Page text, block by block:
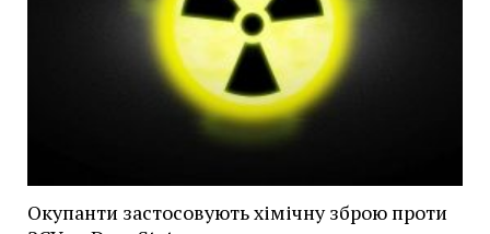
Окупанти застосовують хімічну зброю проти